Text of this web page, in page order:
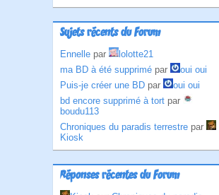
Sujets récents du Forum
Ennelle par
lolotte21
ma BD à été supprimé par
oui oui
Puis-je créer une BD par
oui oui
bd encore supprimé à tort par
boudu113
Chroniques du paradis terrestre par
Kiosk
Réponses récentes du Forum